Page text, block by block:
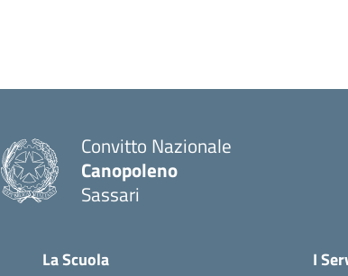
Convitto Nazionale
Canopoleno
Sassari
La Scuola I